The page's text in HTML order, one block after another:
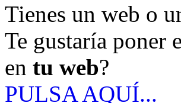
Tienes un web o
Te gustaría poner
en tu web?
PULSA AQUÍ...